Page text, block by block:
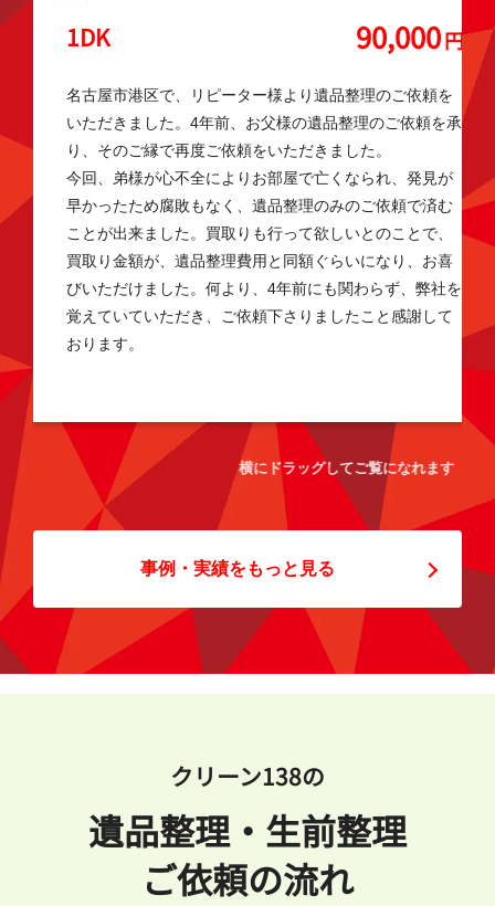
1DK 90,000円
名古屋市港区で、リピーター様より遺品整理のご依頼を
いただきました。4年前、お父様の遺品整理のご依頼を承
り、そのご縁で再度ご依頼をいただきました。
今回、弟様が心不全によりお部屋で亡くなられ、発見が
早かったため腐敗もなく、遺品整理のみのご依頼で済む
ことが出来ました。買取りも行って欲しいとのことで、
買取り金額が、遺品整理費用と同額ぐらいになり、お喜
びいただけました。何より、4年前にも関わらず、弊社を
覚えていていただき、ご依頼下さりましたこと感謝して
おります。
横にドラッグしてご覧になれます
事例・実績をもっと見る
クリーン138の
遺品整理・生前整理
ご依頼の流れ